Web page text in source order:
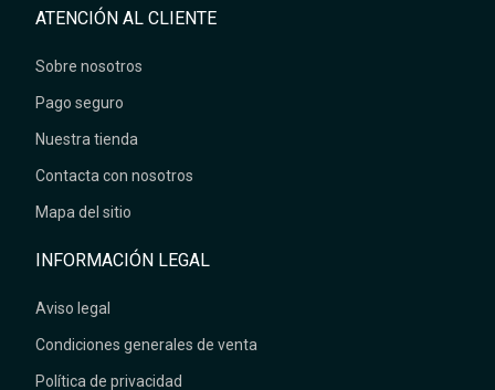
ATENCIÓN AL CLIENTE
Sobre nosotros
Pago seguro
Nuestra tienda
Contacta con nosotros
Mapa del sitio
INFORMACIÓN LEGAL
Aviso legal
Condiciones generales de venta
Política de privacidad